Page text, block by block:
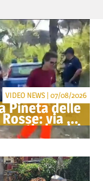
Pineta delle
via gli
abusivi
VIDEO NEWS | 07/08/2026